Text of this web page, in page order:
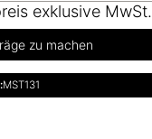
exklusive
zu machen
MST131